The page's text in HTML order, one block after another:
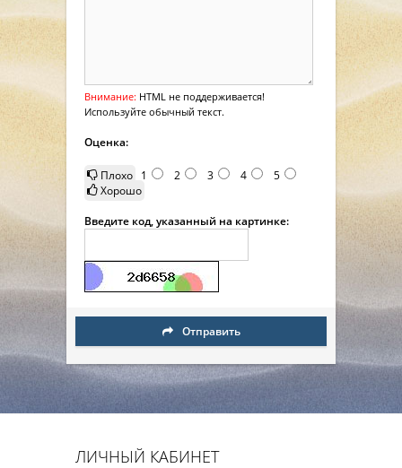
Внимание: HTML не поддерживается!
Используйте обычный текст.
Оценка:
Плохо 1 2 3 4
5
Хорошо
Введите код, указанный на картинке:
Отправить
ЛИЧНЫЙ КАБИНЕТ